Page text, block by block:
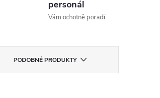
personál
Vám ochotně poradí
PODOBNÉ PRODUKTY